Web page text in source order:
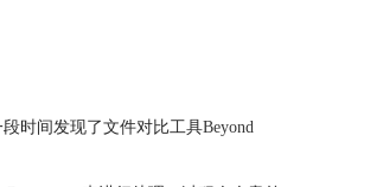
时间发现了文件对比工具Beyond